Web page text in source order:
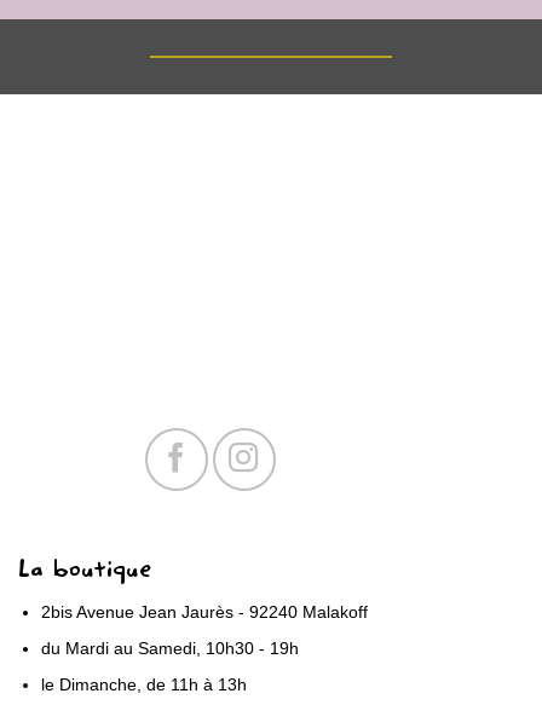
La boutique
2bis Avenue Jean Jaurès - 92240 Malakoff
du Mardi au Samedi, 10h30 - 19h
le Dimanche, de 11h à 13h